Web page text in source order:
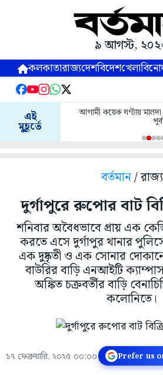
৯ আগস্ট,
কলকাতারাজ্যদেশবিদেশখেলা
এই
মুহূর্তে
আগামী কয়েক ঘণ্টায়
বর্তমান/ রাজ্য
দুর্গাপুরে রুপোর বাট
শনিবার অবৈধভাবে প্রায় এক
করতে এসে দুর্গাপুর থানার
এক দুষ্কৃতী ও এক সোনার
বাউরির বাড়ি এনআইটি
অঙ্কিত চক্রবর্তীর বাড়ি
কলোনিতে।
১৭ ফেব্রুয়ারি, ২০২৫ ০০:০০ Prefer us